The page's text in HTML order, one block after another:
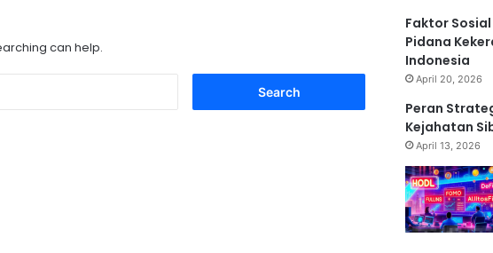
can help.
Faktor
Pidana
Indonesia
April 20, 2026
Peran
Kejahatan
April 13, 2026